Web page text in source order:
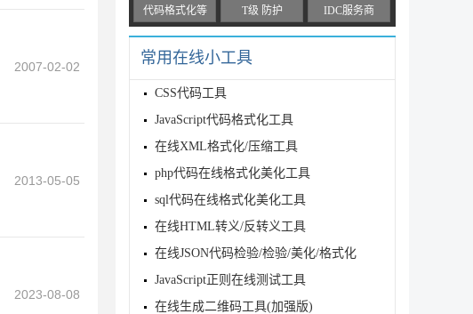
2007-02-02
2013-05-05
2023-08-08
代码格式化等 T级 防护 IDC服务商
常用在线小工具
CSS代码工具
JavaScript代码格式化工具
在线XML格式化/压缩工具
php代码在线格式化美化工具
sql代码在线格式化美化工具
在线HTML转义/反转义工具
在线JSON代码检验/检验/美化/格式化
JavaScript正则在线测试工具
在线生成二维码工具(加强版)